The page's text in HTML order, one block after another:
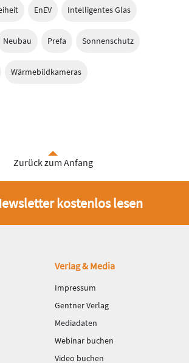
EnEV Intelligentes Glas
Neubau Prefa Sonnenschutz
Wärmebildkameras
Zurück zum Anfang
kostenlos lesen
Verlag & Media
Impressum
Gentner Verlag
Mediadaten
Webinar buchen
Video buchen